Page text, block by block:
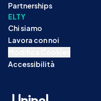
Partnerships
ELTY
Chi siamo
Lavora con noi
Accessibilità